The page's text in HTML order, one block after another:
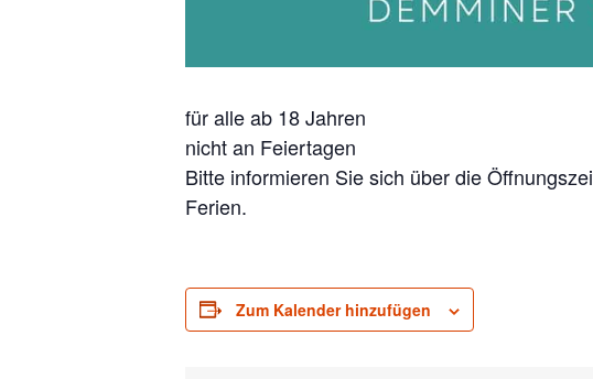
für alle ab 18 Jahren
nicht an Feiertagen
Bitte informieren Sie sich über die
Ferien.
Zum Kalender hinzufügen